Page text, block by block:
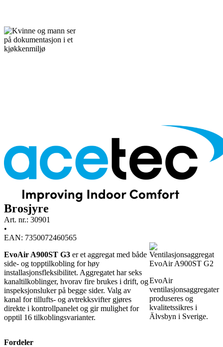
Brosjyre
Art. nr.: 30901
•
EAN: 7350072460565
EvoAir A900ST G3 er et aggregat med både
side- og topptilkobling for høy
installasjonsfleksibilitet. Aggregatet har seks
kanaltilkoblinger, hvorav fire brukes i drift, og
inspeksjonsluker på begge sider. Valg av
kanal for tillufts- og avtrekksvifter gjøres
direkte i kontrollpanelet og gir mulighet for
opptil 16 tilkoblingsvarianter.
Fordeler
EvoAir
ventilasjonsaggregater
produseres og
kvalitetssikres i
Älvsbyn i Sverige.